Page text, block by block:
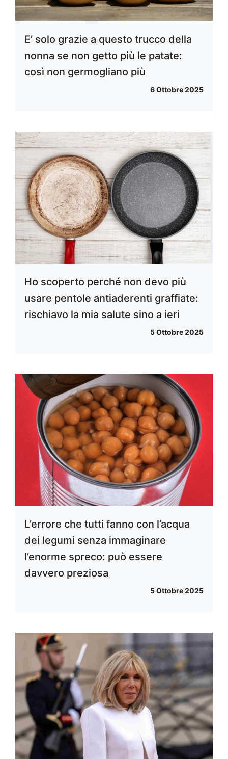
E’ solo grazie a questo trucco della
nonna se non getto più le patate:
così non germogliano più
6 Ottobre 2025
Ho scoperto perché non devo più
usare pentole antiaderenti graffiate:
rischiavo la mia salute sino a ieri
5 Ottobre 2025
L’errore che tutti fanno con l’acqua
dei legumi senza immaginare
l’enorme spreco: può essere
davvero preziosa
5 Ottobre 2025